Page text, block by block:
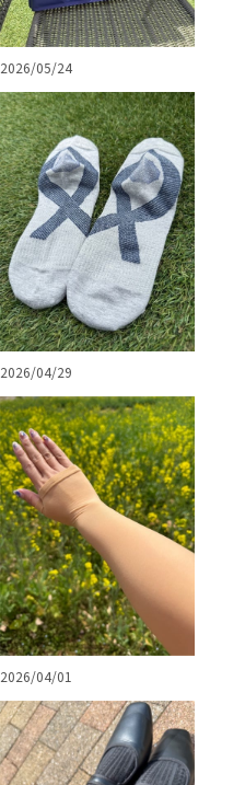
2026/05/24
2026/04/29
2026/04/01